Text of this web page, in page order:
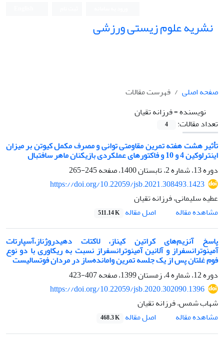
نشریه علوم زیستی ورزشی
صفحه اصلی
فهرست مقالات
نویسنده =فرزانه تقیان
تعداد مقالات:
4
تأثیر هشت هفته تمرین مقاومتی توانی و مصرف مکمل کیوتن بر میزان
اینترلوکین 4 و 10 و فاکتورهای عملکردی بازیکنان ماهر سافتبال
دوره 13، شماره 2، تابستان 1400، صفحه
245-265
https://doi.org/10.22059/jsb.2021.308493.1423
عطیه سلیمانی، فرزانه تقیان
مشاهده مقاله
اصل مقاله 511.14 K
پاسخ آنزیم‌های کراتین کیناز، لاکتات دهیدروژناز،آسپارتات
آمینوترانسفراز و آلانین آمینوترانسفراز نسبت به ریکاوری با دو نوع
فوم غلتان پس از یک جلسه تمرین وامانده‌ساز در مردان فوتسالیست
دوره 12، شماره 4، زمستان 1399، صفحه
407-423
https://doi.org/10.22059/jsb.2020.302090.1396
شهاب شمس، فرزانه تقیان
مشاهده مقاله
اصل مقاله 468.3 K